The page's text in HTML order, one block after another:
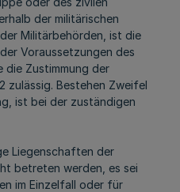
der militärischen
Militärbehörden, ist die
Voraussetzungen des
die Zustimmung der
zulässig. Bestehen Zweifel
ist bei der zuständigen
Liegenschaften der
betreten werden, es sei
im Einzelfall oder für